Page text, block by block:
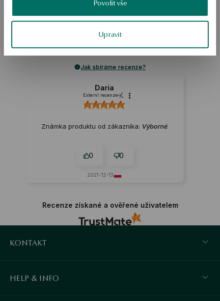
Povolit vše
Upravit
Známka
Založeno na
1hodnocení
Jak sbíráme recenze?
Daria
Externí recenze
Známka produktu od zákazníka: Výborné
0 0
2021-12-13
Recenze získané a ověřené uživatelem
KONTAKT
HELP & INFO